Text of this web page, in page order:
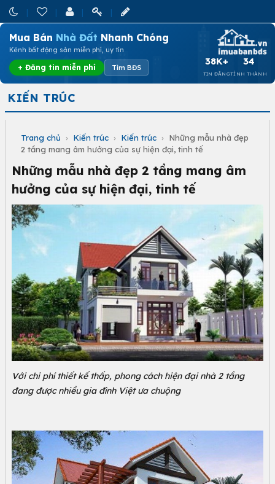
Mua Bán Nhà Đất Nhanh Chóng
Kênh bất động sản miễn phí, uy tín
+ Đăng tin miễn phí Tìm BĐS
38K+
TIN ĐĂNG
34
TỈNH THÀNH
KIẾN TRÚC
Trang chủ › Kiến trúc › Kiến trúc ›
Những mẫu nhà đẹp
2 tầng mang âm hưởng của sự hiện đại, tinh tế
Những mẫu nhà đẹp 2 tầng mang âm
hưởng của sự hiện đại, tinh tế
Với chi phí thiết kế thấp, phong cách hiện đại nhà 2 tầng
đang được nhiều gia đình Việt ưa chuộng